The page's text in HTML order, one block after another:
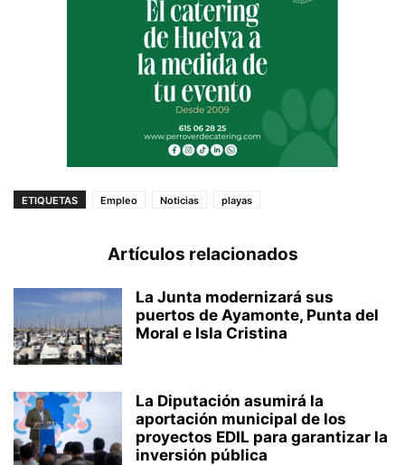
ETIQUETAS Empleo Noticias playas
Artículos relacionados
La Junta modernizará sus
puertos de Ayamonte, Punta del
Moral e Isla Cristina
La Diputación asumirá la
aportación municipal de los
proyectos EDIL para garantizar la
inversión pública